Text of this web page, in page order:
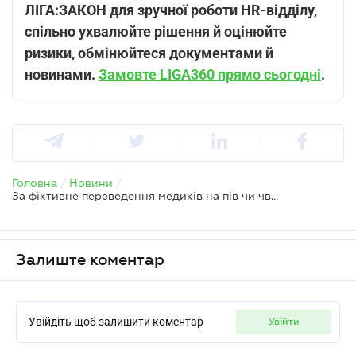
ЛІГА:ЗАКОН для зручної роботи HR-відділу,
спільно ухвалюйте рішення й оцінюйте
ризики, обмінюйтеся документами й
новинами. Замовте LIGA360 прямо сьогодні.
Головна / Новини /
За фіктивне переведення медиків на пів чи чверть ставки керівника медзакладу оштрафують на 65 тисяч грн — МОЗ
Залиште коментар
Увійдіть щоб залишити коментар увійти